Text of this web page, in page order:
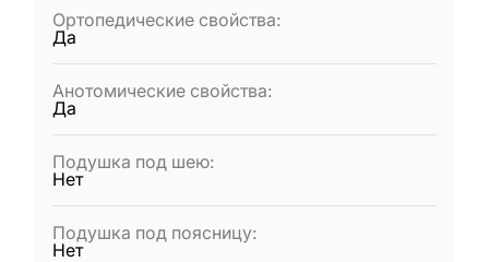
Ортопедические свойства:
Да
Анотомические свойства:
Да
Подушка под шею:
Нет
Подушка под поясницу:
Нет